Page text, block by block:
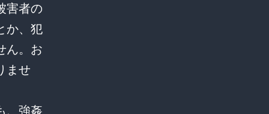
害者の
か、犯
ん。お
ませ
、強姦